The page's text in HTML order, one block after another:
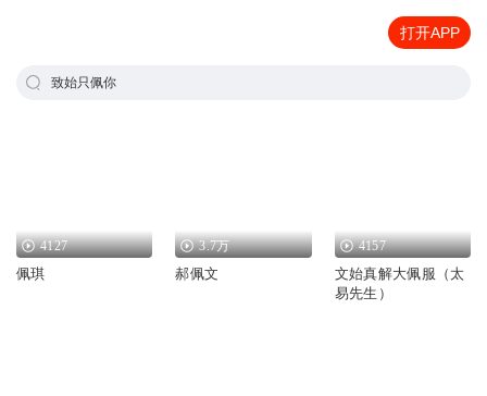
打开APP
致始只佩你
4127
佩琪
3.7万
郝佩文
4157
文始真解大佩服（太
易先生）